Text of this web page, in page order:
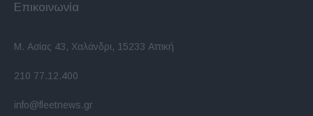
Επικοινωνία
Μ. Ασίας 43, Χαλάνδρι, 15233 Αττική
210 77.12.400
info@fleetnews.gr